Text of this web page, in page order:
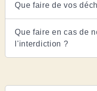
Que faire de vos
Que faire en cas de
l'interdiction ?